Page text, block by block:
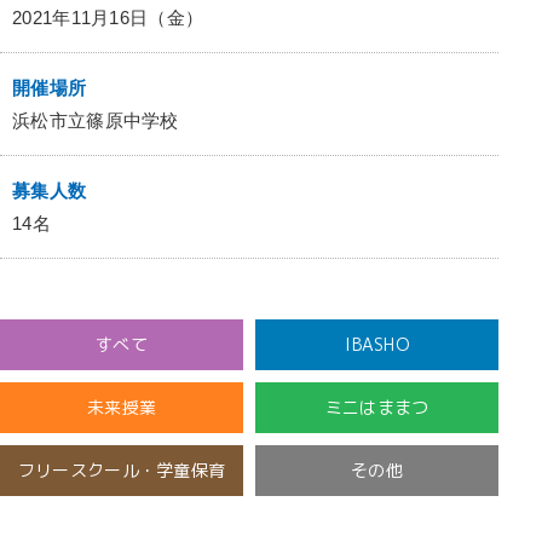
2021年11月16日（金）
開催場所
浜松市立篠原中学校
募集人数
14名
すべて IBASHO
未来授業 ミニはままつ
フリースクール・学童保育 その他